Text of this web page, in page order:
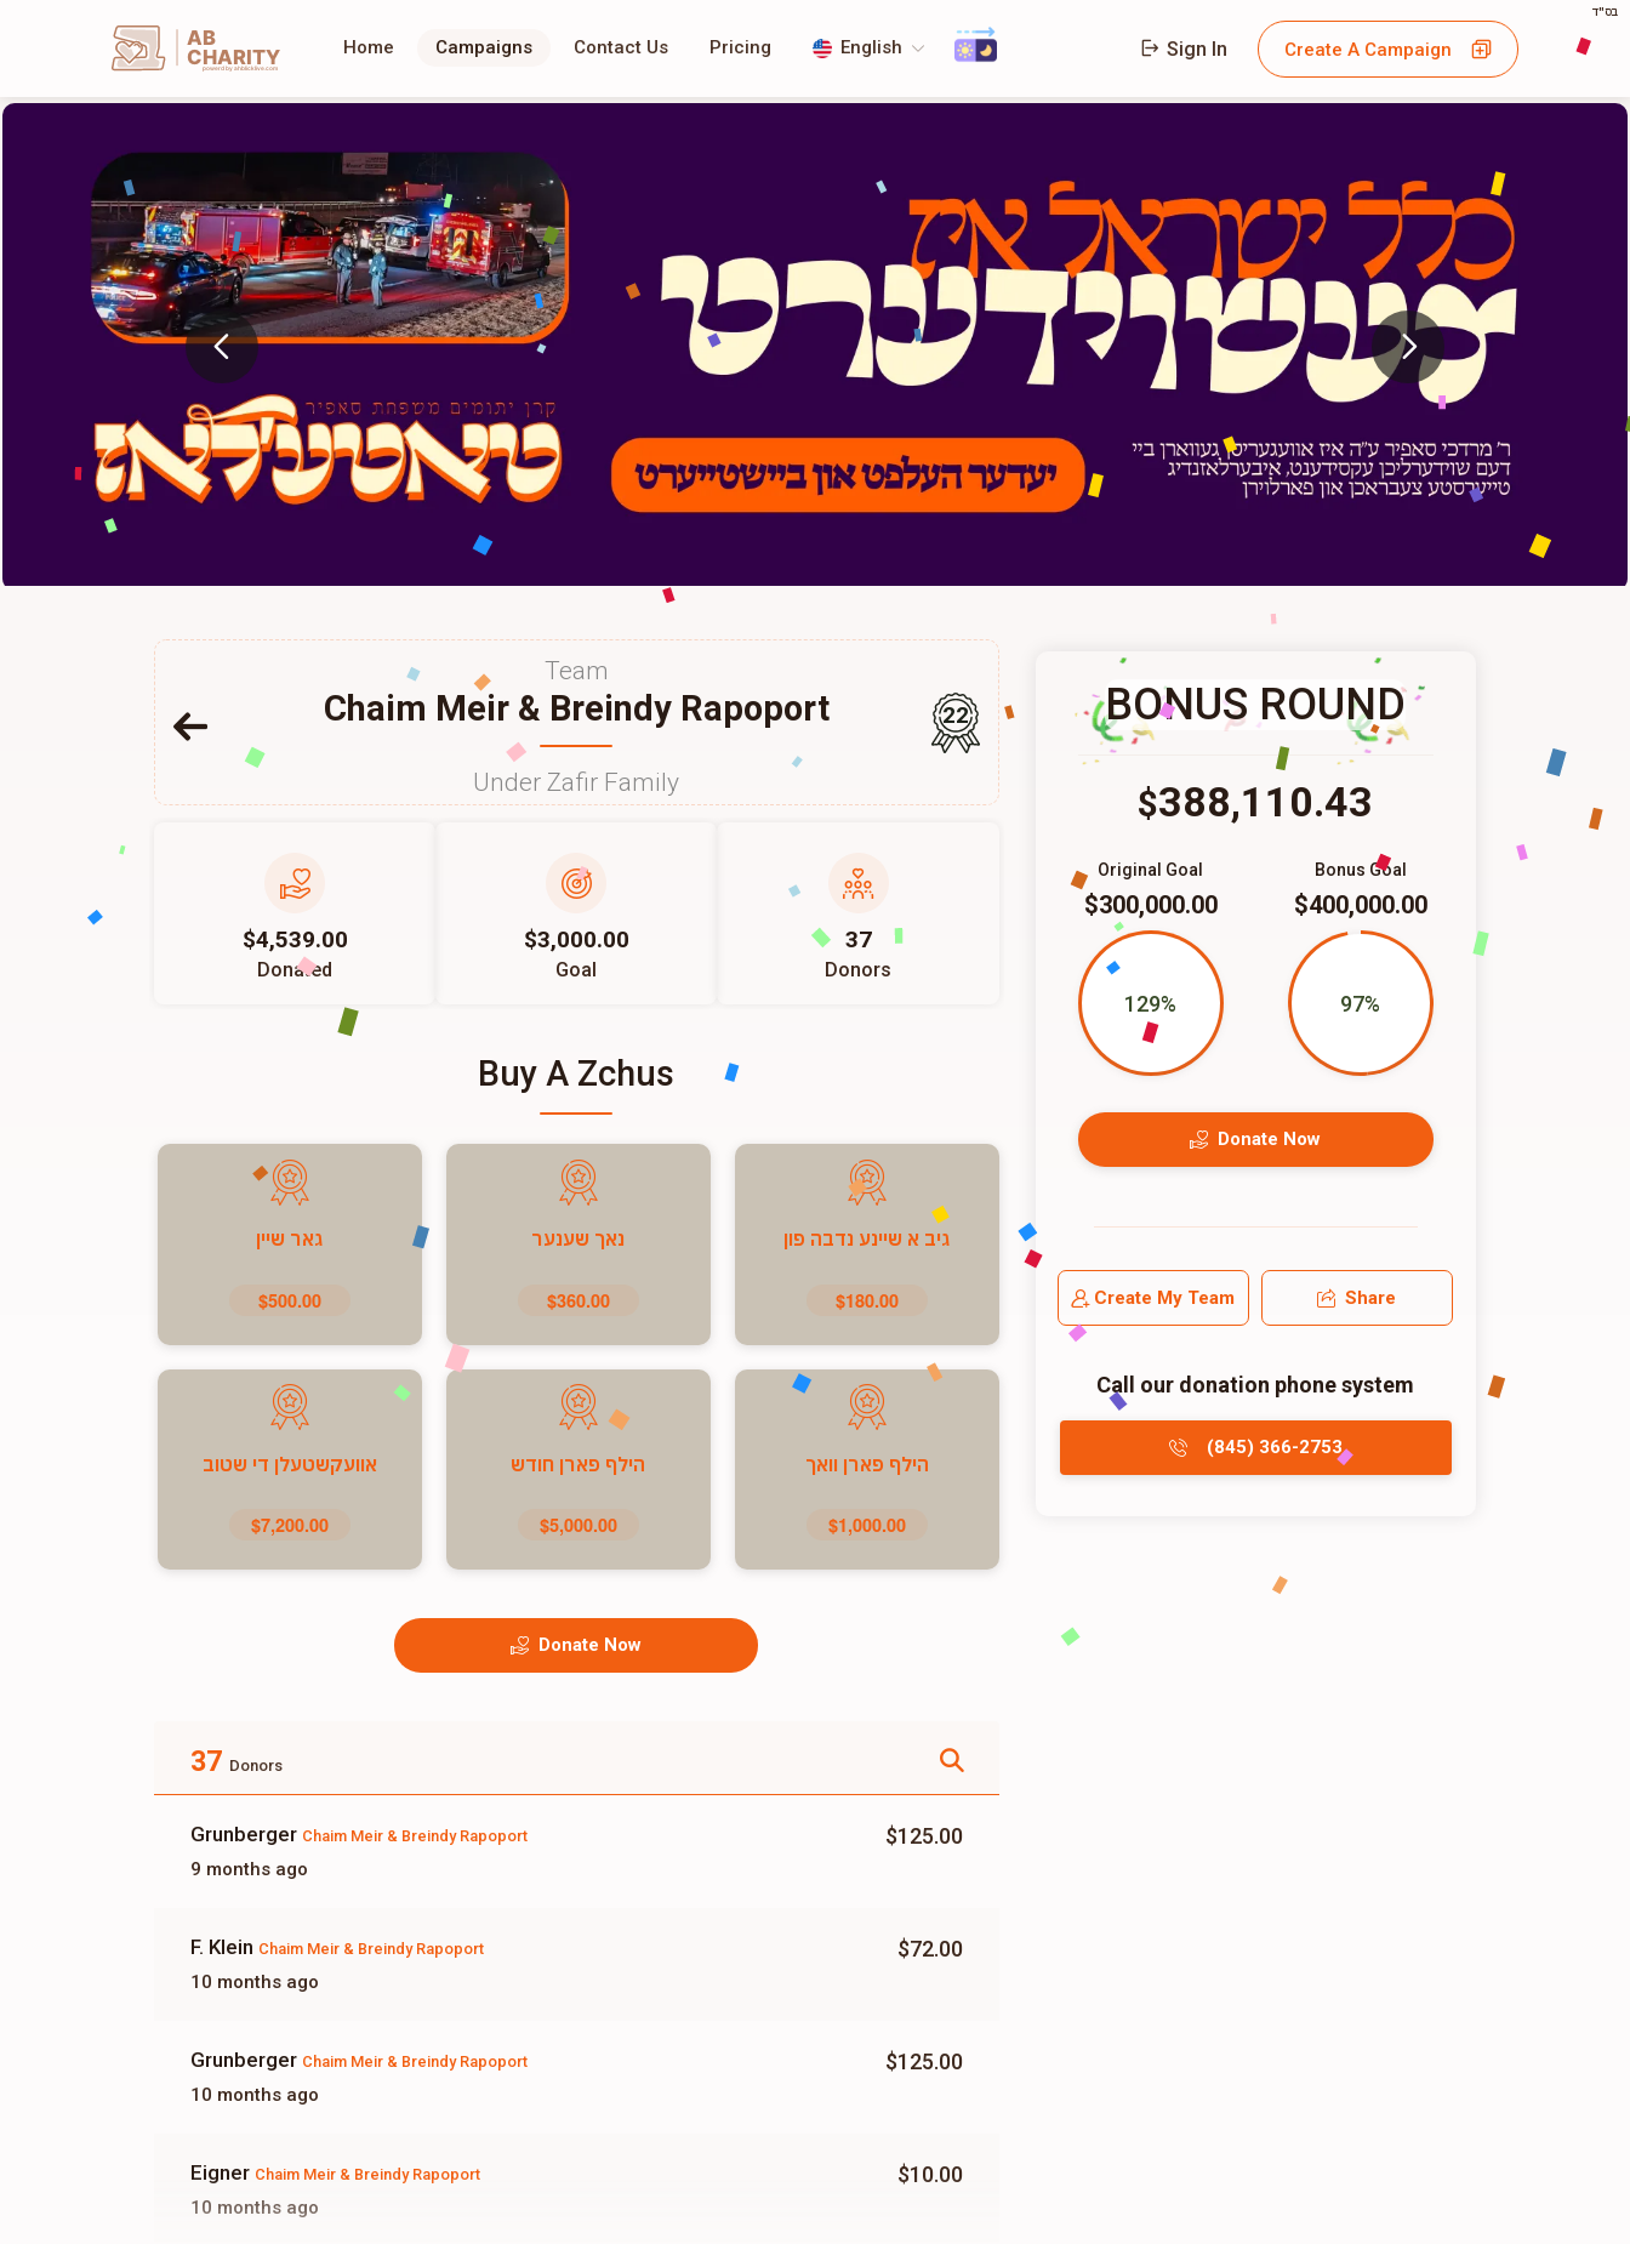
בס"ד
AB
CHARITY
powerd by ahblicklive.com
Home Campaigns Contact Us Pricing English Sign In Create A Campaign
Team
Chaim Meir & Breindy Rapoport
Under Zafir Family
22
$4,539.00
Donated
$3,000.00
Goal
37
Donors
Buy A Zchus
גיב א שיינע נדבה פון
$180.00
נאך שענער
$360.00
גאר שיין
$500.00
הילף פארן וואך
$1,000.00
הילף פארן חודש
$5,000.00
אוועקשטעלן די שטוב
$7,200.00
Donate Now
37 Donors
Grunberger Chaim Meir & Breindy Rapoport
9 months ago
$125.00
F. Klein Chaim Meir & Breindy Rapoport
10 months ago
$72.00
Grunberger Chaim Meir & Breindy Rapoport
10 months ago
$125.00
Eigner Chaim Meir & Breindy Rapoport
10 months ago
$10.00
BONUS ROUND
$388,110.43
Bonus Goal
$400,000.00
97%
Original Goal
$300,000.00
129%
Donate Now
Create My Team Share
Call our donation phone system
(845) 366-2753